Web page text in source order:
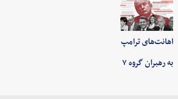
اهانت‌های ترامپ
به رهبران گروه ۷